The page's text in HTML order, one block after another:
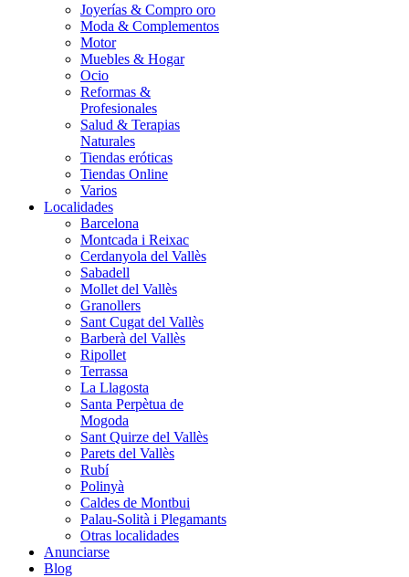
Joyerías & Compro oro
Moda & Complementos
Motor
Muebles & Hogar
Ocio
Reformas &
Profesionales
Salud & Terapias
Naturales
Tiendas eróticas
Tiendas Online
Varios
Localidades
Barcelona
Montcada i Reixac
Cerdanyola del Vallès
Sabadell
Mollet del Vallès
Granollers
Sant Cugat del Vallès
Barberà del Vallès
Ripollet
Terrassa
La Llagosta
Santa Perpètua de
Mogoda
Sant Quirze del Vallès
Parets del Vallès
Rubí
Polinyà
Caldes de Montbui
Palau-Solità i Plegamants
Otras localidades
Anunciarse
Blog